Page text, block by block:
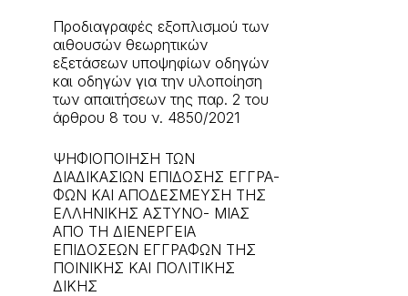
Προδιαγραφές εξοπλισμού των
αιθουσών θεωρητικών
εξετάσεων υποψηφίων οδηγών
και οδηγών για την υλοποίηση
των απαιτήσεων της παρ. 2 του
άρθρου 8 του ν. 4850/2021
ΨΗΦΙΟΠΟΙΗΣΗ ΤΩΝ
ΔΙΑΔΙΚΑΣΙΩΝ ΕΠΙΔΟΣΗΣ ΕΓΓΡΑ-
ΦΩΝ ΚΑΙ ΑΠΟΔΕΣΜΕΥΣΗ ΤΗΣ
ΕΛΛΗΝΙΚΗΣ ΑΣΤΥΝΟ- ΜΙΑΣ
ΑΠΟ ΤΗ ΔΙΕΝΕΡΓΕΙΑ
ΕΠΙΔΟΣΕΩΝ ΕΓΓΡΑΦΩΝ ΤΗΣ
ΠΟΙΝΙΚΗΣ ΚΑΙ ΠΟΛΙΤΙΚΗΣ
ΔΙΚΗΣ